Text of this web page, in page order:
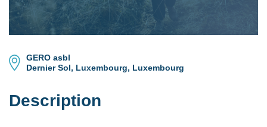
GERO asbl
Dernier Sol, Luxembourg, Luxembourg
Description